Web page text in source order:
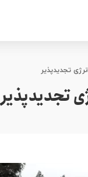
انرژی تجدیدپذیر
تجدیدپذیر